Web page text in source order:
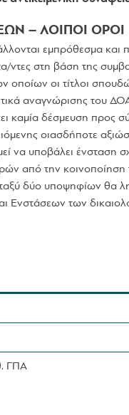
– ΛΟΙΠΟΙ ΟΡΟΙ
εμπρόθεσμα και
ντες στη βάση της
οποίων οι τίτλοι
αναγνώρισης του
δέσμευση προς
οιασδήποτε
να υποβάλει ένσταση
από την
δύο υποψηφίων θα
Ενστάσεων των
ΓΠΑ